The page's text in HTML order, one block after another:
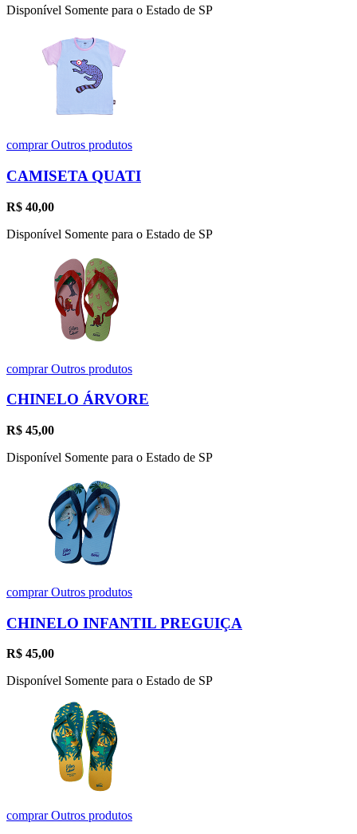
Disponível Somente para o Estado de SP
comprarOutros produtos
CAMISETA QUATI
R$ 40,00
Disponível Somente para o Estado de SP
comprarOutros produtos
CHINELO ÁRVORE
R$ 45,00
Disponível Somente para o Estado de SP
comprarOutros produtos
CHINELO INFANTIL PREGUIÇA
R$ 45,00
Disponível Somente para o Estado de SP
comprarOutros produtos